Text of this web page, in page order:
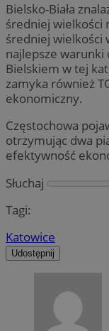
Bielsko-Biała
średniej wielkości
średniej wielkości
najlepsze warunki
Bielskiem w tej
zamyka również
ekonomiczny.
Częstochowa
otrzymując dwa
efektywność
Słuchaj
Tagi:
Katowice
Udostępnij